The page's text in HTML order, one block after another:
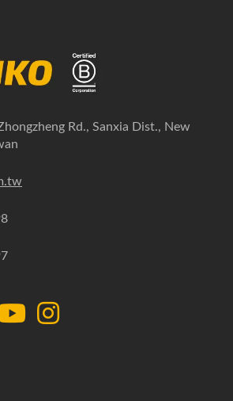
Rd., Sanxia Dist., New